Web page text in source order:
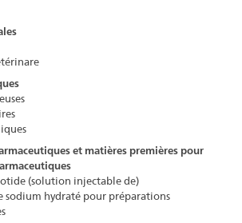
et matières premières pour
(solution injectable de)
sodium hydraté pour préparations